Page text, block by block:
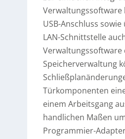
USB-Anschluss
LAN-Schnittstelle
Speicherverwaltung
Türkomponenten
einem Arbeitsgang
handlichen Maßen
Programmier-